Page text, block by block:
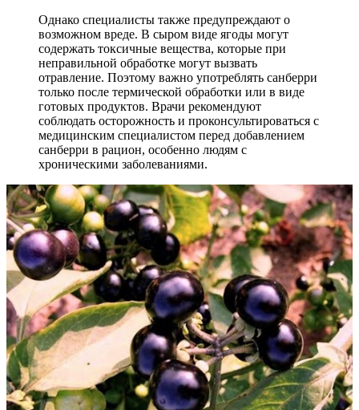
Однако специалисты также предупреждают о
возможном вреде. В сыром виде ягоды могут
содержать токсичные вещества, которые при
неправильной обработке могут вызвать
отравление. Поэтому важно употреблять санберри
только после термической обработки или в виде
готовых продуктов. Врачи рекомендуют
соблюдать осторожность и проконсультироваться с
медицинским специалистом перед добавлением
санберри в рацион, особенно людям с
хроническими заболеваниями.